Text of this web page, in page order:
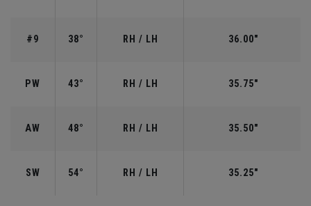
#9 38° RH / LH 36.00"
PW 43° RH / LH 35.75"
AW 48° RH / LH 35.50"
SW 54° RH / LH 35.25"